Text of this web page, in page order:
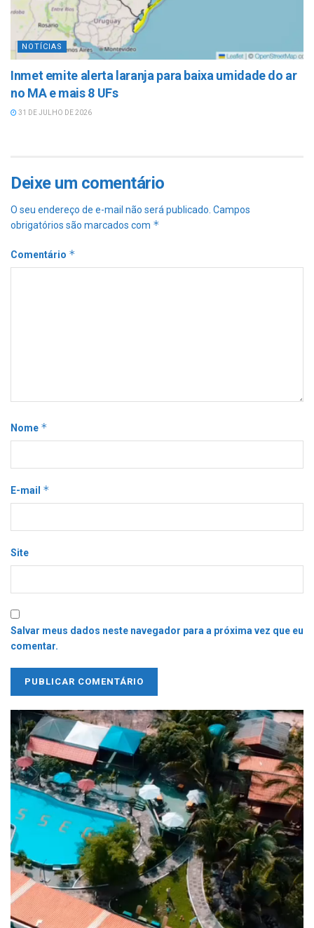
NOTÍCIAS
Inmet emite alerta laranja para baixa umidade do ar
no MA e mais 8 UFs
31 DE JULHO DE 2026
Deixe um comentário
O seu endereço de e-mail não será publicado. Campos
obrigatórios são marcados com *
Comentário *
Nome *
E-mail *
Site
Salvar meus dados neste navegador para a próxima vez que eu
comentar.
Tocador
de
vídeo